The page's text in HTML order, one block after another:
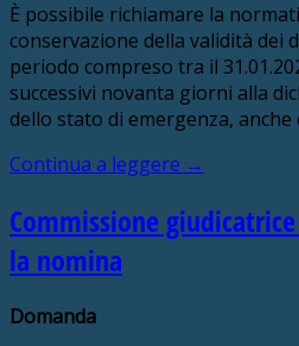
È possibile richiamare la
conservazione della validità dei
periodo compreso tra il
successivi novanta giorni alla
dello stato di emergenza,
Continua a leggere →
Commissione
la nomina
Domanda